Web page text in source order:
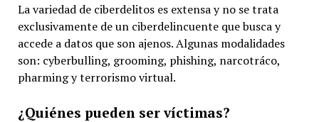
La variedad de ciberdelitos es extensa y no se trata
exclusivamente de un ciberdelincuente que busca y
accede a datos que son ajenos. Algunas modalidades
son: cyberbulling, grooming, phishing, narcotráco,
pharming y terrorismo virtual.
¿Quiénes pueden ser víctimas?